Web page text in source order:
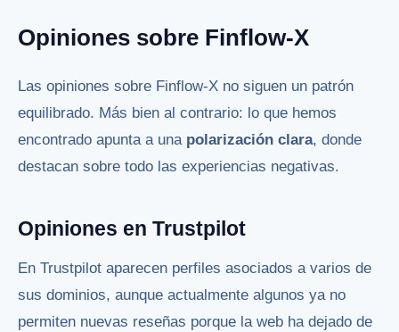
Opiniones sobre Finflow-X
Las opiniones sobre Finflow-X no siguen un patrón
equilibrado. Más bien al contrario: lo que hemos
encontrado apunta a una polarización clara, donde
destacan sobre todo las experiencias negativas.
Opiniones en Trustpilot
En Trustpilot aparecen perfiles asociados a varios de
sus dominios, aunque actualmente algunos ya no
permiten nuevas reseñas porque la web ha dejado de